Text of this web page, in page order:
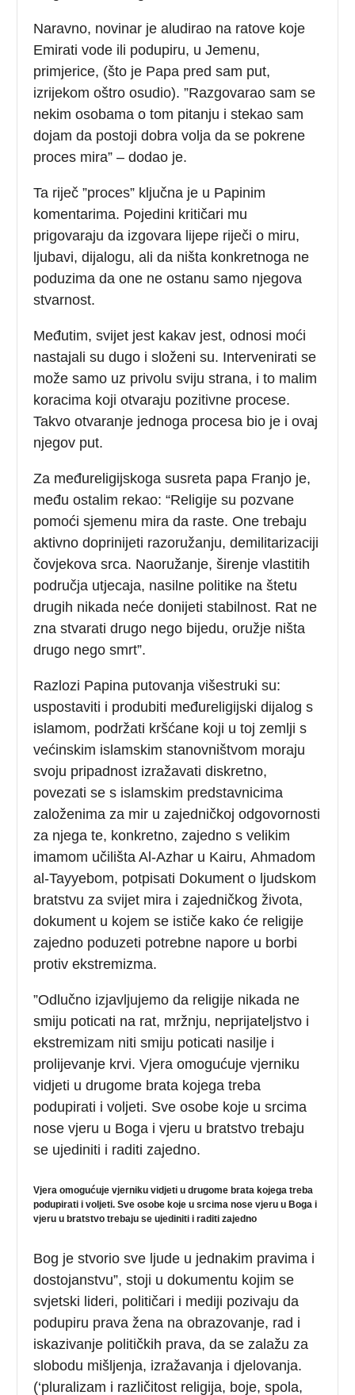
Naravno, novinar je aludirao na ratove koje
Emirati vode ili podupiru, u Jemenu,
primjerice, (što je Papa pred sam put,
izrijekom oštro osudio). ”Razgovarao sam se
nekim osobama o tom pitanju i stekao sam
dojam da postoji dobra volja da se pokrene
proces mira” – dodao je.
Ta riječ ”proces” ključna je u Papinim
komentarima. Pojedini kritičari mu
prigovaraju da izgovara lijepe riječi o miru,
ljubavi, dijalogu, ali da ništa konkretnoga ne
poduzima da one ne ostanu samo njegova
stvarnost.
Međutim, svijet jest kakav jest, odnosi moći
nastajali su dugo i složeni su. Intervenirati se
može samo uz privolu sviju strana, i to malim
koracima koji otvaraju pozitivne procese.
Takvo otvaranje jednoga procesa bio je i ovaj
njegov put.
Za međureligijskoga susreta papa Franjo je,
među ostalim rekao: “Religije su pozvane
pomoći sjemenu mira da raste. One trebaju
aktivno doprinijeti razoružanju, demilitarizaciji
čovjekova srca. Naoružanje, širenje vlastitih
područja utjecaja, nasilne politike na štetu
drugih nikada neće donijeti stabilnost. Rat ne
zna stvarati drugo nego bijedu, oružje ništa
drugo nego smrt”.
Razlozi Papina putovanja višestruki su:
uspostaviti i produbiti međureligijski dijalog s
islamom, podržati kršćane koji u toj zemlji s
većinskim islamskim stanovništvom moraju
svoju pripadnost izražavati diskretno,
povezati se s islamskim predstavnicima
založenima za mir u zajedničkoj odgovornosti
za njega te, konkretno, zajedno s velikim
imamom učilišta Al-Azhar u Kairu, Ahmadom
al-Tayyebom, potpisati Dokument o ljudskom
bratstvu za svijet mira i zajedničkog života,
dokument u kojem se ističe kako će religije
zajedno poduzeti potrebne napore u borbi
protiv ekstremizma.
”Odlučno izjavljujemo da religije nikada ne
smiju poticati na rat, mržnju, neprijateljstvo i
ekstremizam niti smiju poticati nasilje i
prolijevanje krvi. Vjera omogućuje vjerniku
vidjeti u drugome brata kojega treba
podupirati i voljeti. Sve osobe koje u srcima
nose vjeru u Boga i vjeru u bratstvo trebaju
se ujediniti i raditi zajedno.
Vjera omogućuje vjerniku vidjeti u drugome brata kojega treba
podupirati i voljeti. Sve osobe koje u srcima nose vjeru u Boga i
vjeru u bratstvo trebaju se ujediniti i raditi zajedno
Bog je stvorio sve ljude u jednakim pravima i
dostojanstvu”, stoji u dokumentu kojim se
svjetski lideri, političari i mediji pozivaju da
podupiru prava žena na obrazovanje, rad i
iskazivanje političkih prava, da se zalažu za
slobodu mišljenja, izražavanja i djelovanja.
(‘pluralizam i različitost religija, boje, spola,